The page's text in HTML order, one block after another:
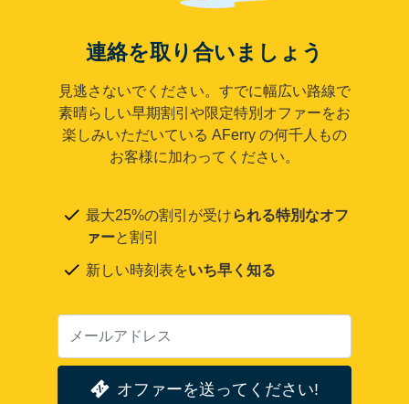
連絡を取り合いましょう
見逃さないでください。すでに幅広い路線で
素晴らしい早期割引や限定特別オファーをお
楽しみいただいている AFerry の何千人もの
お客様に加わってください。
最大25%の割引が受けられる特別なオフ
ァーと割引
新しい時刻表をいち早く知る
オファーを送ってください!